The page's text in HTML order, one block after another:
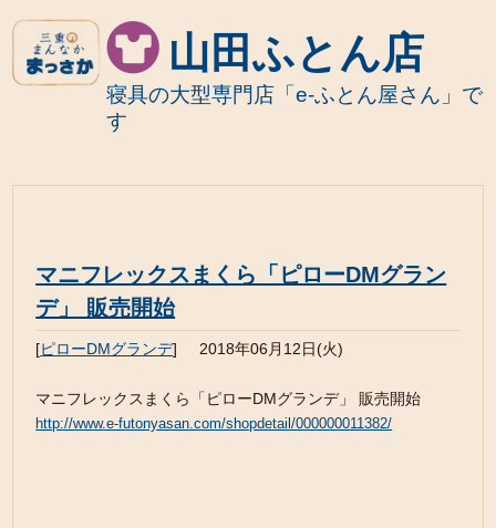
山田ふとん店
寝具の大型専門店「e-ふとん屋さん」で
す
マニフレックスまくら「ピローDMグラン
デ」 販売開始
[ピローDMグランデ] 2018年06月12日(火)
マニフレックスまくら「ピローDMグランデ」 販売開始
http://www.e-futonyasan.com/shopdetail/000000011382/